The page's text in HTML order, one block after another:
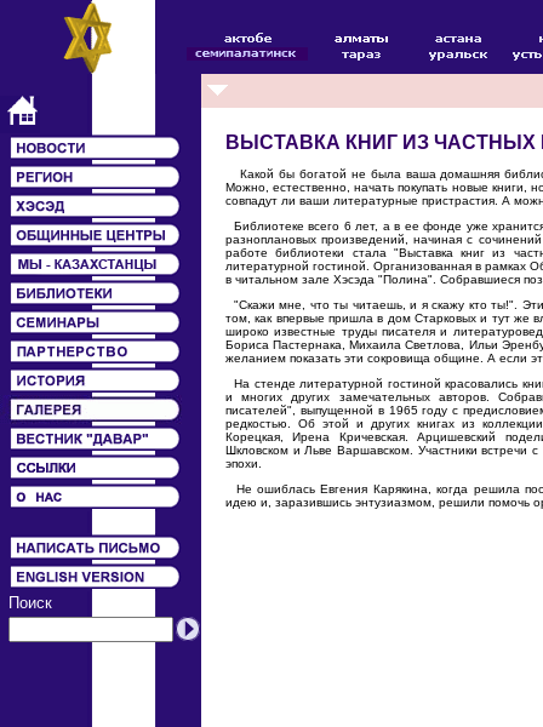
Поиск
ВЫСТАВКА КНИГ ИЗ ЧАСТНЫХ
Какой бы богатой не была ваша домашняя
Можно, естественно, начать покупать новые книги,
совпадут ли ваши литературные пристрастия. А
Библиотеке всего 6 лет, а в ее фонде уже
разноплановых произведений, начиная с
работе библиотеки стала "Выставка книг из
литературной гостиной. Организованная в рамках
в читальном зале Хэсэда "Полина". Собравшиеся
"Скажи мне, что ты читаешь, и я скажу кто ты!".
том, как впервые пришла в дом Старковых и тут же
широко известные труды писателя и
Бориса Пастернака, Михаила Светлова, Ильи
желанием показать эти сокровища общине. А если
На стенде литературной гостиной красовались
и многих других замечательных авторов.
писателей", выпущенной в 1965 году с
редкостью. Об этой и других книгах из
Корецкая, Ирена Кричевская. Арцишевский
Шкловском и Льве Варшавском. Участники встречи
эпохи.
Не ошиблась Евгения Карякина, когда решила
идею и, заразившись энтузиазмом, решили помочь